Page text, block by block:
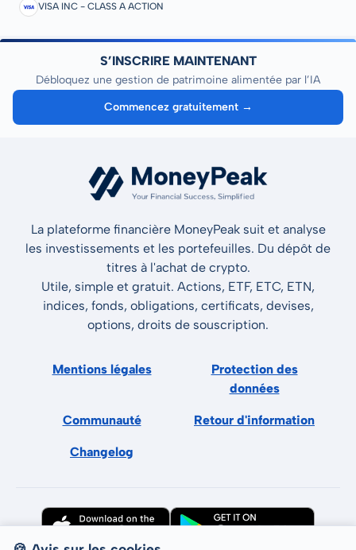
VISA INC - CLASS A ACTION
S’INSCRIRE MAINTENANT
Débloquez une gestion de patrimoine alimentée par l’IA
Commencez gratuitement →
La plateforme financière MoneyPeak suit et analyse
les investissements et les portefeuilles. Du dépôt de
titres à l'achat de crypto.
Utile, simple et gratuit. Actions, ETF, ETC, ETN,
indices, fonds, obligations, certificats, devises,
options, droits de souscription.
Mentions légales
Protection des
données
Communauté Retour d'information
Changelog